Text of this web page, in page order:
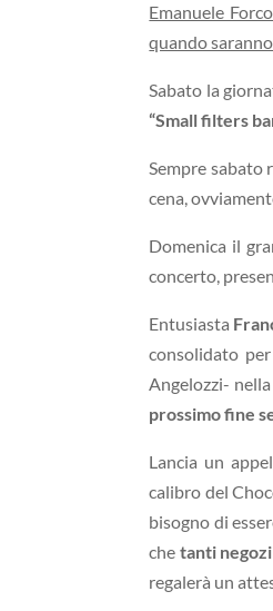
Emanuele
quando
Sabato la
“Small filters
Sempre sabato
cena,
Domenica il
concerto,
Entusiasta
consolidato
Angelozzi-
prossimo fine
Lancia un
calibro del
bisogno di
che tanti
regalerà un